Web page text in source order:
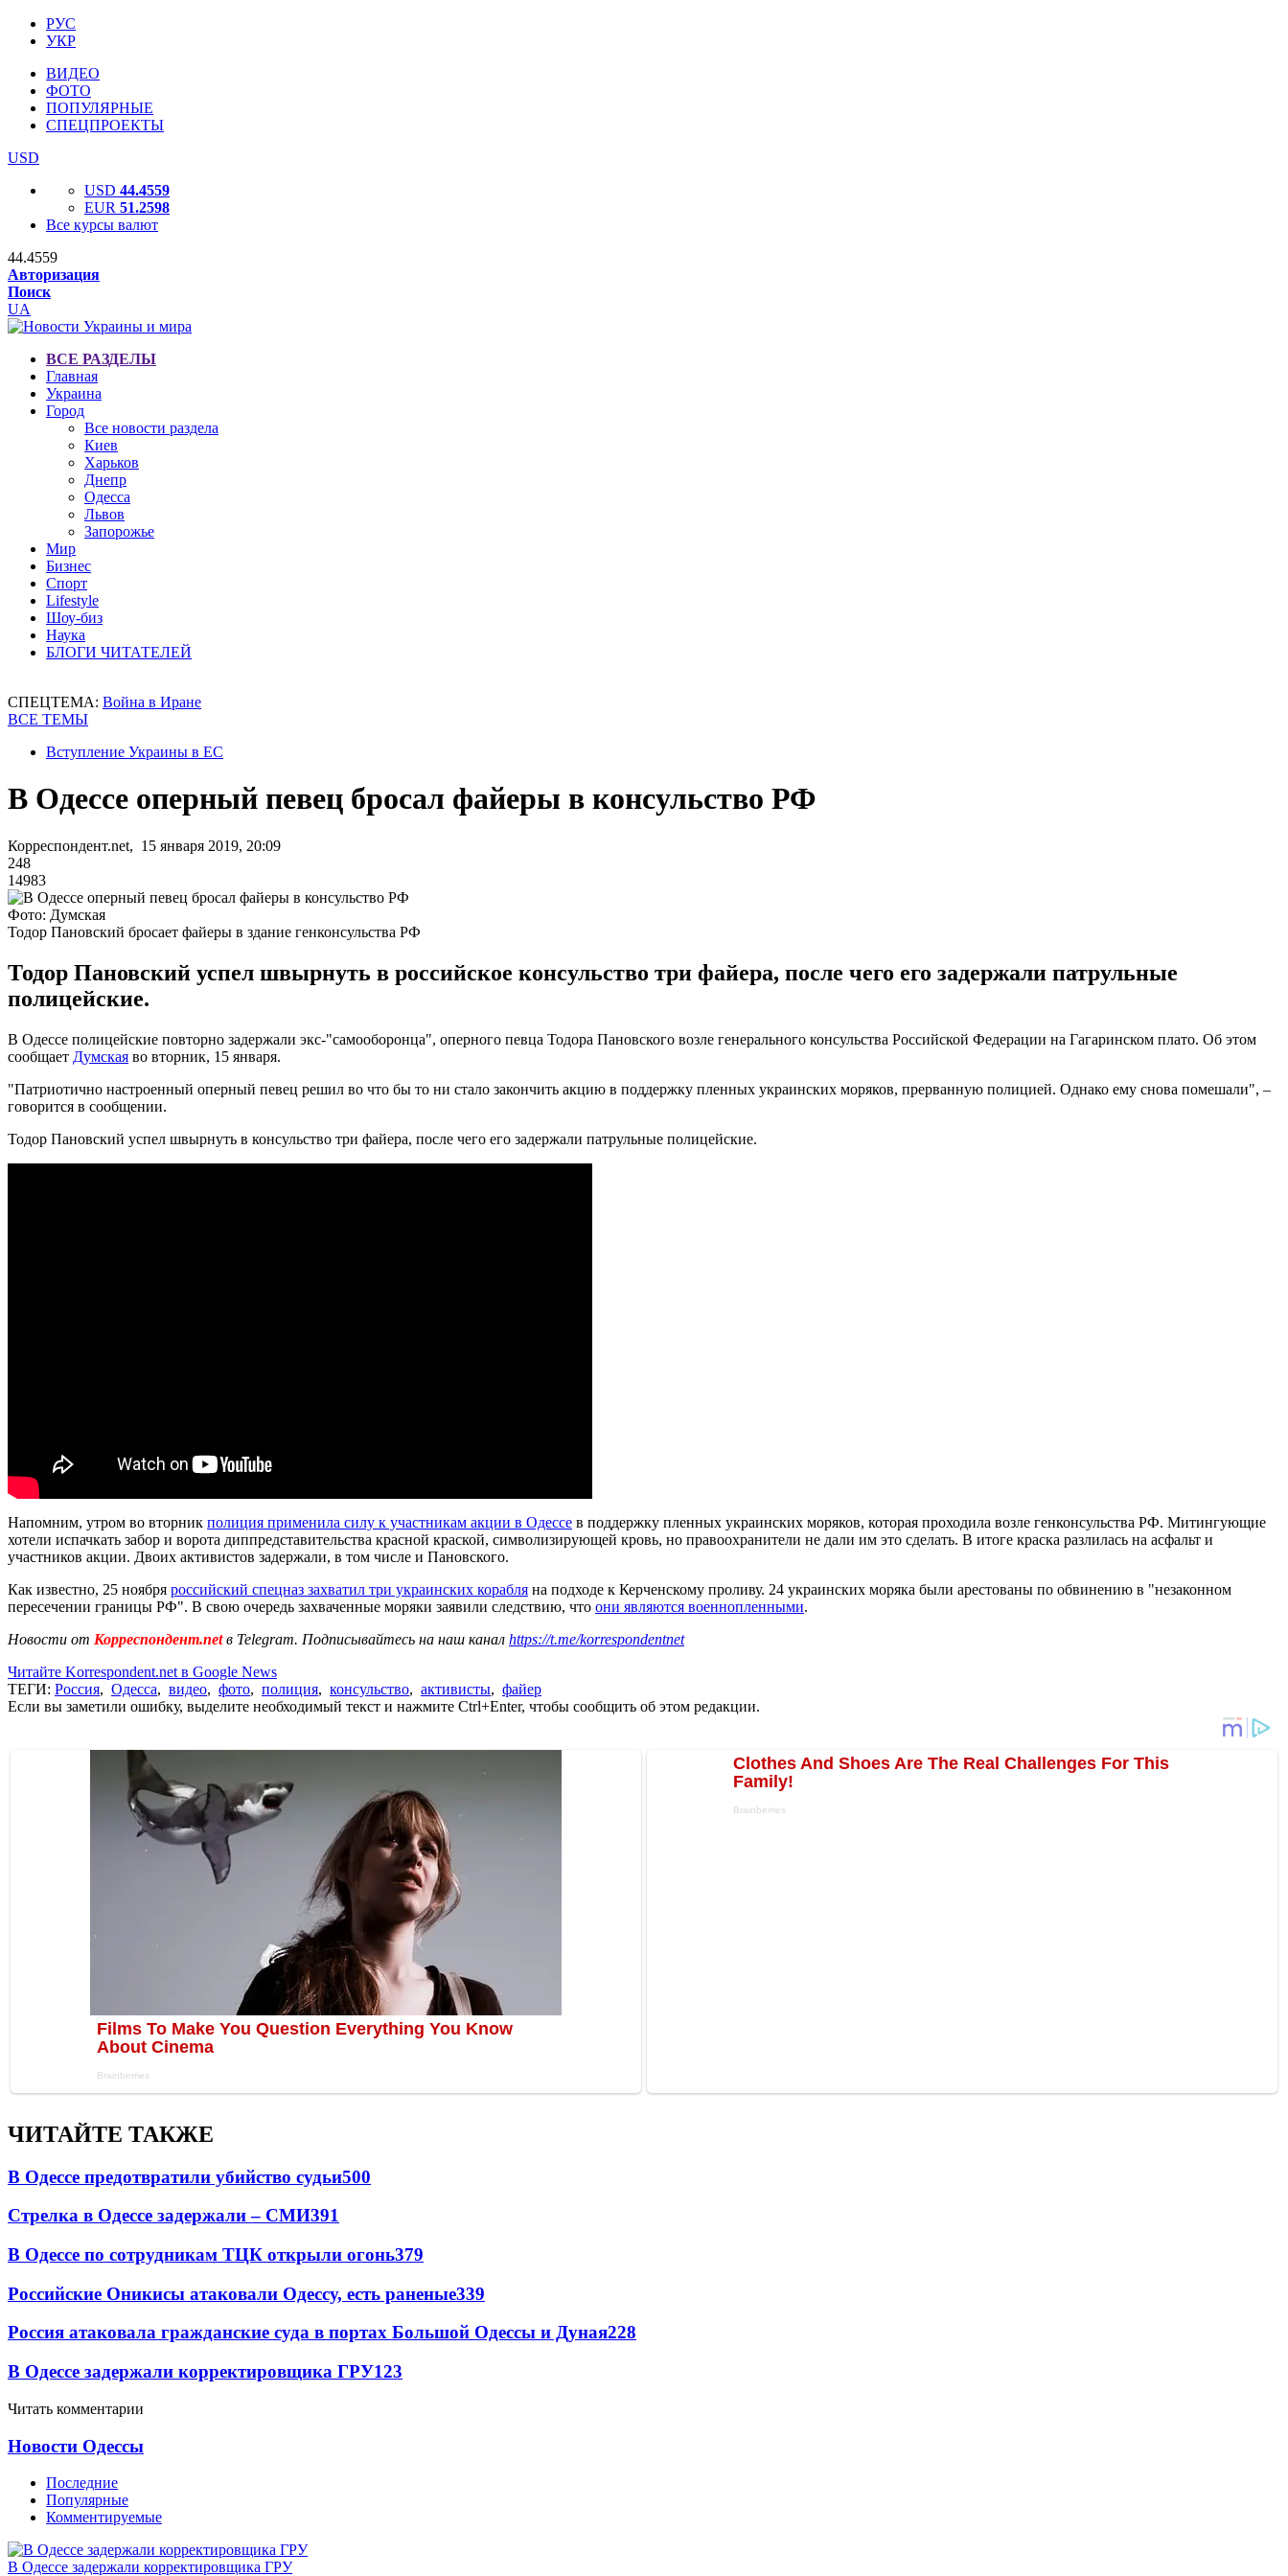
РУС
УКР
ВИДЕО
ФОТО
ПОПУЛЯРНЫЕ
СПЕЦПРОЕКТЫ
USD
USD 44.4559
EUR 51.2598
Все курсы валют
44.4559
Авторизация
Поиск
UA
ВСЕ РАЗДЕЛЫ
Главная
Украина
Город
Все новости раздела
Киев
Харьков
Днепр
Одесса
Львов
Запорожье
Мир
Бизнес
Спорт
Lifestyle
Шоу-биз
Наука
БЛОГИ ЧИТАТЕЛЕЙ
СПЕЦТЕМА: Война в Иране
ВСЕ ТЕМЫ
Вступление Украины в ЕС
В Одессе оперный певец бросал файеры в консульство РФ
Корреспондент.net, 15 января 2019, 20:09
248
14983
Фото: Думская
Тодор Пановский бросает файеры в здание генконсульства РФ
Тодор Пановский успел швырнуть в российское консульство три файера, после чего его задержали патрульные
полицейские.
В Одессе полицейские повторно задержали экс-"самооборонца", оперного певца Тодора Пановского возле генерального консульства Российской Федерации на Гагаринском плато. Об этом
сообщает Думская во вторник, 15 января.
"Патриотично настроенный оперный певец решил во что бы то ни стало закончить акцию в поддержку пленных украинских моряков, прерванную полицией. Однако ему снова помешали", –
говорится в сообщении.
Тодор Пановский успел швырнуть в консульство три файера, после чего его задержали патрульные полицейские.
Напомним, утром во вторник полиция применила силу к участникам акции в Одессе в поддержку пленных украинских моряков, которая проходила возле генконсульства РФ. Митингующие
хотели испачкать забор и ворота диппредставительства красной краской, символизирующей кровь, но правоохранители не дали им это сделать. В итоге краска разлилась на асфальт и
участников акции. Двоих активистов задержали, в том числе и Пановского.
Как известно, 25 ноября российский спецназ захватил три украинских корабля на подходе к Керченскому проливу. 24 украинских моряка были арестованы по обвинению в "незаконном
пересечении границы РФ". В свою очередь захваченные моряки заявили следствию, что они являются военнопленными.
Новости от Корреспондент.netв Telegram. Подписывайтесь на наш канал https://t.me/korrespondentnet
Читайте Korrespondent.net в Google News
ТЕГИ: Россия, Одесса, видео, фото, полиция, консульство, активисты, файер
Если вы заметили ошибку, выделите необходимый текст и нажмите Ctrl+Enter, чтобы сообщить об этом редакции.
ЧИТАЙТЕ ТАКЖЕ
В Одессе предотвратили убийство судьи500
Стрелка в Одессе задержали – СМИ391
В Одессе по сотрудникам ТЦК открыли огонь379
Российские Оникисы атаковали Одессу, есть раненые339
Россия атаковала гражданские суда в портах Большой Одессы и Дуная228
В Одессе задержали корректировщика ГРУ123
Читать комментарии
Новости Одессы
Последние
Популярные
Комментируемые
В Одессе задержали корректировщика ГРУ